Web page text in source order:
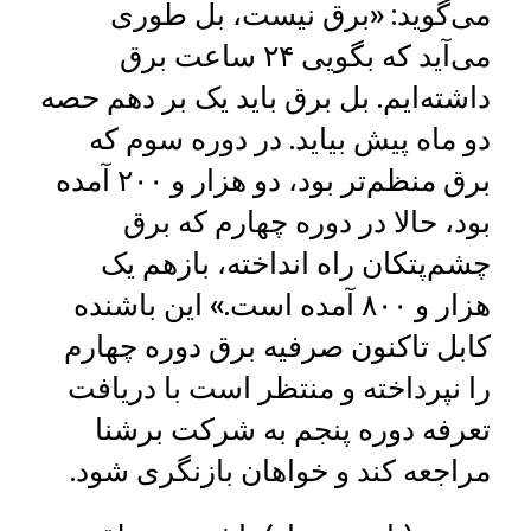
می‌گوید: «برق نیست، بل طوری
می‌آید که بگویی ۲۴ ساعت برق
داشته‌ایم. بل برق باید یک بر دهم حصه
دو ماه پیش بیاید. در دوره سوم که
برق منظم‌تر بود، دو هزار و ۲۰۰ آمده
بود، حالا در دوره چهارم که برق
چشم‌پتکان راه انداخته، بازهم یک
هزار و ۸۰۰ آمده است.» این باشنده
کابل تاکنون صرفیه برق دوره چهارم
را نپرداخته و منتظر است با دریافت
تعرفه دوره پنجم به شرکت برشنا
مراجعه کند و خواهان بازنگری شود.